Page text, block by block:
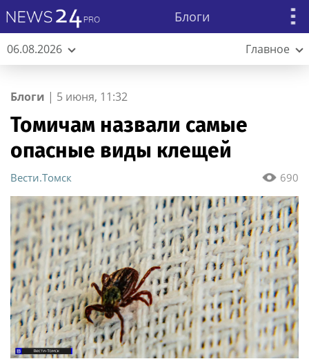
Блоги
06.08.2026 Главное
Блоги | 5 июня, 11:32
Томичам назвали самые
опасные виды клещей
690
Вести.Томск